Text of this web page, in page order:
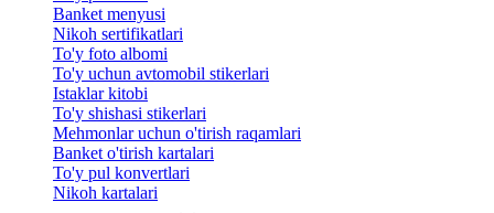
Banket menyusi
Nikoh sertifikatlari
To'y foto albomi
To'y uchun avtomobil stikerlari
Istaklar kitobi
To'y shishasi stikerlari
Mehmonlar uchun o'tirish raqamlari
Banket o'tirish kartalari
To'y pul konvertlari
Nikoh kartalari